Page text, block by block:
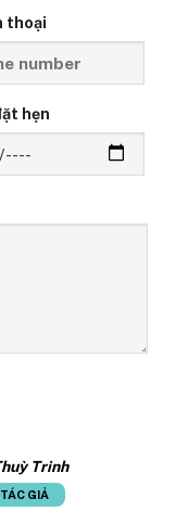
thoại
hẹn
Trinh
GIẢ